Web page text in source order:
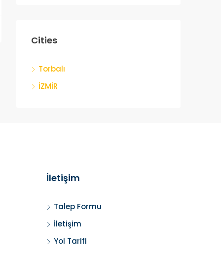
Cities
Torbalı
İZMİR
İletişim
Talep Formu
İletişim
Yol Tarifi